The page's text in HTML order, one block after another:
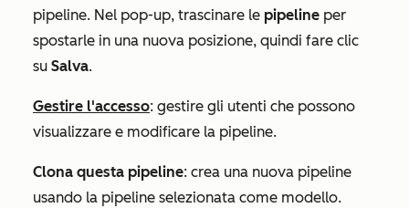
pipeline. Nel pop-up, trascinare le pipeline per
spostarle in una nuova posizione, quindi fare clic
su Salva.
Gestire l'accesso: gestire gli utenti che possono
visualizzare e modificare la pipeline.
Clona questa pipeline: crea una nuova pipeline
usando la pipeline selezionata come modello.